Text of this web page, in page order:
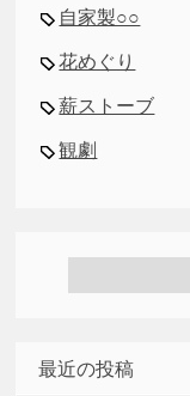
自家製○○
花めぐり
薪ストーブ
観劇
最近の投稿